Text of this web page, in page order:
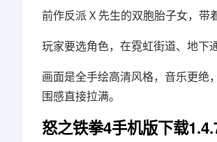
前作反派 X 先生的双胞胎子女，带
玩家要选角色，在霓虹街道、地下
画面是全手绘高清风格，音乐更绝
围感直接拉满。
怒之铁拳4手机版下载